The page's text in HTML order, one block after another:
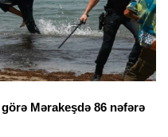
Mərakeşdə 86 nəfərə